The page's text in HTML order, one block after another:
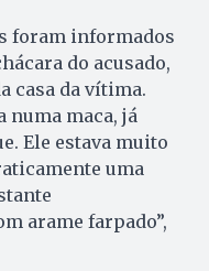
foram informados
do acusado,
casa da vítima.
numa maca, já
Ele estava muito
uma
arame farpado”,